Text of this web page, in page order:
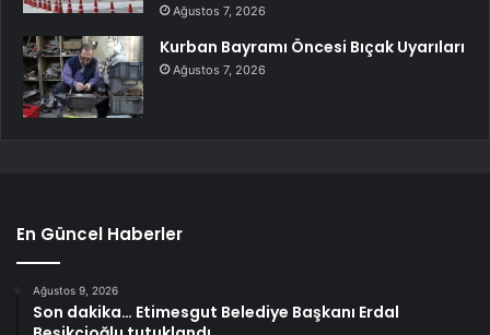
Ağustos 7, 2026
Kurban Bayramı Öncesi Bıçak Uyarıları
Ağustos 7, 2026
En Güncel Haberler
Ağustos 9, 2026
Son dakika… Etimesgut Belediye Başkanı Erdal